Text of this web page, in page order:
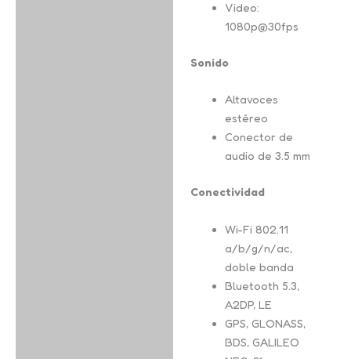
Video:
1080p@30fps
Sonido
Altavoces
estéreo
Conector de
audio de 3.5 mm
Conectividad
Wi-Fi 802.11
a/b/g/n/ac,
doble banda
Bluetooth 5.3,
A2DP, LE
GPS, GLONASS,
BDS, GALILEO